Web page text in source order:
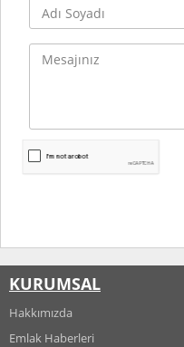
KURUMSAL
Hakkımızda
Emlak Haberleri